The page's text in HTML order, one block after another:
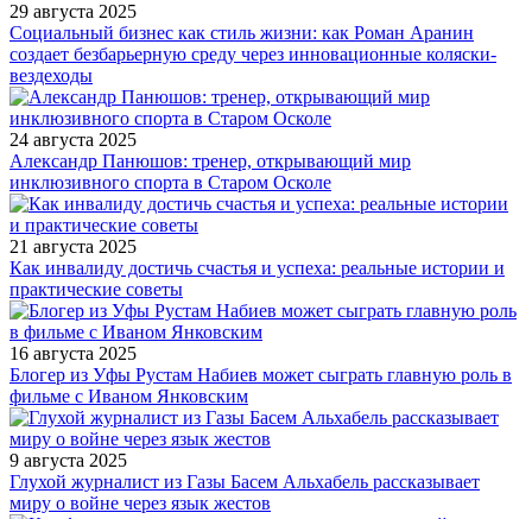
29 августа 2025
Социальный бизнес как стиль жизни: как Роман Аранин
создает безбарьерную среду через инновационные коляски-
вездеходы
24 августа 2025
Александр Панюшов: тренер, открывающий мир
инклюзивного спорта в Старом Осколе
21 августа 2025
Как инвалиду достичь счастья и успеха: реальные истории и
практические советы
16 августа 2025
Блогер из Уфы Рустам Набиев может сыграть главную роль в
фильме с Иваном Янковским
9 августа 2025
Глухой журналист из Газы Басем Альхабель рассказывает
миру о войне через язык жестов